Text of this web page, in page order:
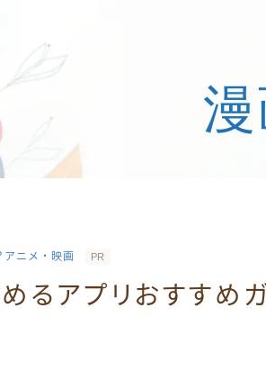
アニメ・映画 PR
るアプリおすすめ